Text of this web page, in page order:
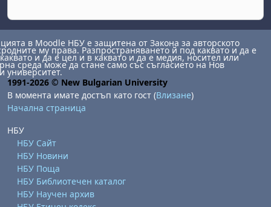
в Moodle НБУ е защитена от Закона за авторското
му права. Разпространяването й под каквато и да е
и да е цел и в каквато и да е медия, носител или
среда може да стане само със съгласието на Нов
университет.
1991-2026 © New Bulgarian University
В момента имате достъп като гост (Влизане)
Начална страница
НБУ
НБУ Сайт
НБУ Новини
НБУ Поща
НБУ Библиотечен каталог
НБУ Научен архив